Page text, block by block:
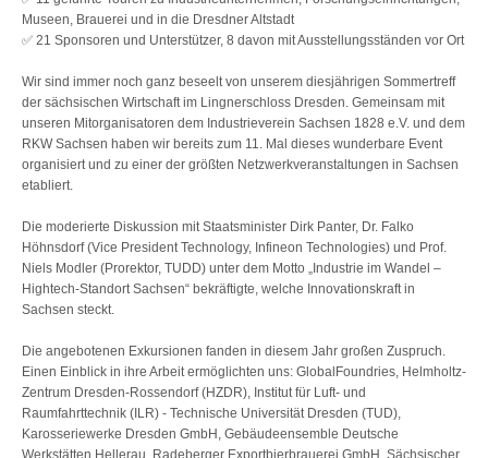
Museen, Brauerei und in die Dresdner Altstadt
✅ 21 Sponsoren und Unterstützer, 8 davon mit Ausstellungsständen vor Ort
Wir sind immer noch ganz beseelt von unserem diesjährigen Sommertreff
der sächsischen Wirtschaft im Lingnerschloss Dresden. Gemeinsam mit
unseren Mitorganisatoren dem Industrieverein Sachsen 1828 e.V. und dem
RKW Sachsen haben wir bereits zum 11. Mal dieses wunderbare Event
organisiert und zu einer der größten Netzwerkveranstaltungen in Sachsen
etabliert.
Die moderierte Diskussion mit Staatsminister Dirk Panter, Dr. Falko
Höhnsdorf (Vice President Technology, Infineon Technologies) und Prof.
Niels Modler (Prorektor, TUDD) unter dem Motto „Industrie im Wandel –
Hightech-Standort Sachsen“ bekräftigte, welche Innovationskraft in
Sachsen steckt.
Die angebotenen Exkursionen fanden in diesem Jahr großen Zuspruch.
Einen Einblick in ihre Arbeit ermöglichten uns: GlobalFoundries, Helmholtz-
Zentrum Dresden-Rossendorf (HZDR), Institut für Luft- und
Raumfahrttechnik (ILR) - Technische Universität Dresden (TUD),
Karosseriewerke Dresden GmbH, Gebäudeensemble Deutsche